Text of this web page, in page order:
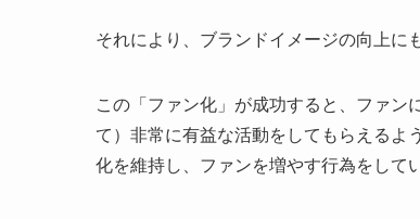
それにより、ブランドイメージの向上に
この「ファン化」が成功すると、ファン
て）非常に有益な活動をしてもらえるよ
化を維持し、ファンを増やす行為をして